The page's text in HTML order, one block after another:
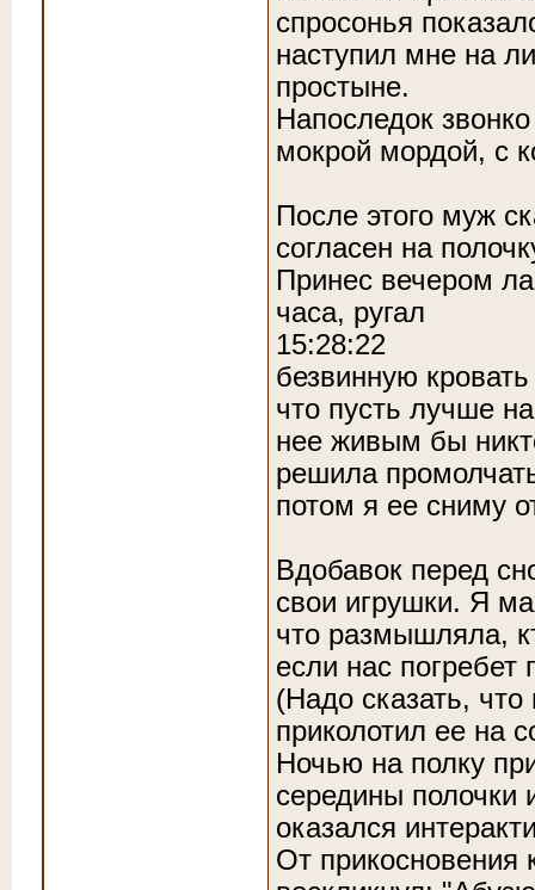
спросонья
наступил мне на
простыне.
Напоследок
мокрой мордой, с
После этого муж
согласен на
Принес вечером
часа, ругал
15:28:22
безвинную
что пусть лучше
нее живым бы
решила
потом я ее сниму
Вдобавок перед
свои игрушки. Я
что размышляла,
если нас погребет
(Надо сказать,
приколотил ее на
Ночью на полку
середины полочки
оказался
От